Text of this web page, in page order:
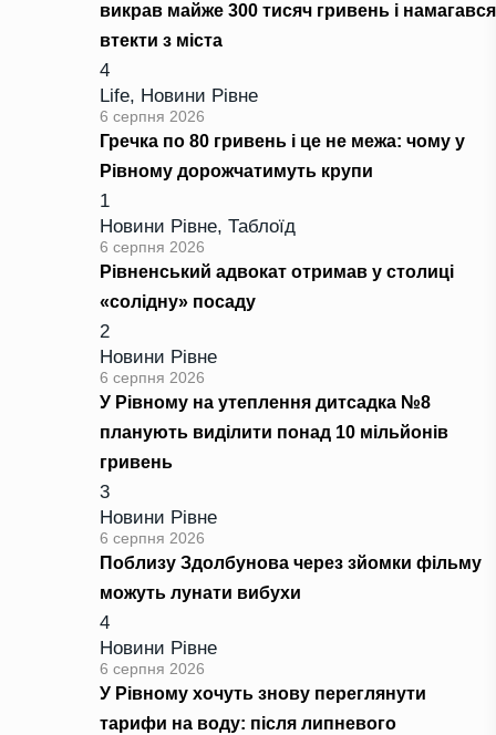
викрав майже 300 тисяч гривень і намагався
втекти з міста
4
Life, Новини Рівне
6 серпня 2026
Гречка по 80 гривень і це не межа: чому у
Рівному дорожчатимуть крупи
1
Новини Рівне, Таблоїд
6 серпня 2026
Рівненський адвокат отримав у столиці
«солідну» посаду
2
Новини Рівне
6 серпня 2026
У Рівному на утеплення дитсадка №8
планують виділити понад 10 мільйонів
гривень
3
Новини Рівне
6 серпня 2026
Поблизу Здолбунова через зйомки фільму
можуть лунати вибухи
4
Новини Рівне
6 серпня 2026
У Рівному хочуть знову переглянути
тарифи на воду: після липневого